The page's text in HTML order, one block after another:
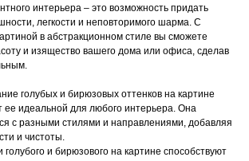
интерьера – это возможность придать
легкости и неповторимого шарма. С
в абстракционном стиле вы сможете
и изящество вашего дома или офиса, сделав
голубых и бирюзовых оттенков на картине
ее идеальной для любого интерьера. Она
с разными стилями и направлениями, добавляя
и чистоты.
и бирюзового на картине способствуют